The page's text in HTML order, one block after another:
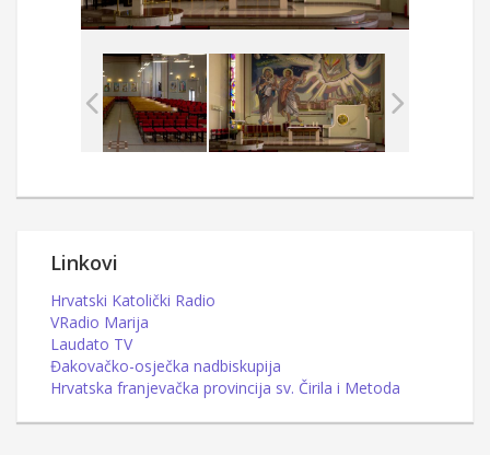
Linkovi
Hrvatski Katolički Radio
VRadio Marija
Laudato TV
Đakovačko-osječka nadbiskupija
Hrvatska franjevačka provincija sv. Čirila i Metoda